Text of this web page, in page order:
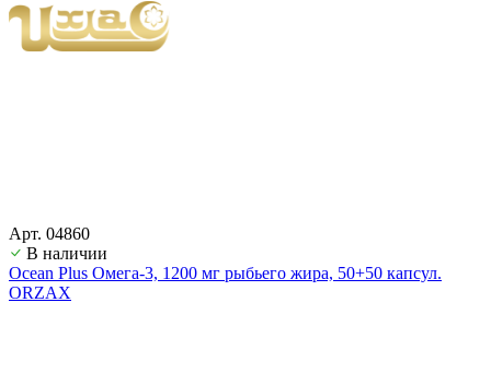
Арт. 04860
В наличии
Ocean Plus Омега-3, 1200 мг рыбьего жира, 50+50 капсул.
ORZAX